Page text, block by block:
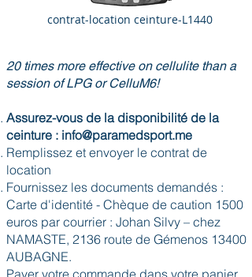
contrat-location ceinture-L1440
20 times more effective on cellulite than a
session of LPG or CelluM6!
Assurez-vous de la disponibilité de la
ceinture : info@paramedsport.me
Remplissez et envoyer le contrat de
location
Fournissez les documents demandés :
Carte d'identité - Chèque de caution 1500
euros par courrier : Johan Silvy – chez
NAMASTE, 2136 route de Gémenos 13400
AUBAGNE.
Payer votre commande dans votre panier,